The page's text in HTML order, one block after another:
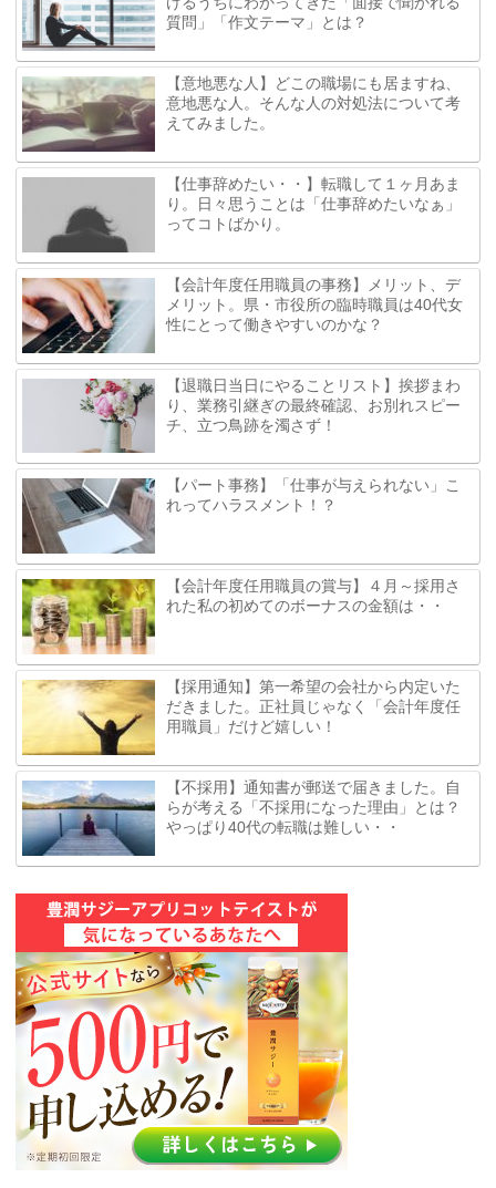
質問」「作文テーマ」とは？
【意地悪な人】どこの職場にも居ますね、
意地悪な人。そんな人の対処法について考
えてみました。
【仕事辞めたい・・】転職して１ヶ月あま
り。日々思うことは「仕事辞めたいなぁ」
ってコトばかり。
【会計年度任用職員の事務】メリット、デ
メリット。県・市役所の臨時職員は40代女
性にとって働きやすいのかな？
【退職日当日にやることリスト】挨拶まわ
り、業務引継ぎの最終確認、お別れスピー
チ、立つ鳥跡を濁さず！
【パート事務】「仕事が与えられない」こ
れってハラスメント！？
【会計年度任用職員の賞与】４月～採用さ
れた私の初めてのボーナスの金額は・・
【採用通知】第一希望の会社から内定いた
だきました。正社員じゃなく「会計年度任
用職員」だけど嬉しい！
【不採用】通知書が郵送で届きました。自
らが考える「不採用になった理由」とは？
やっぱり40代の転職は難しい・・